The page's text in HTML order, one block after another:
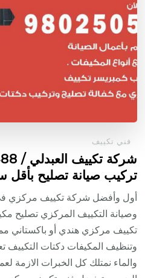
فني تكييف
تركيب صيانة تصليح بأقل
أول وأفضل شركة تكييف مركزي في
وصيانة التكييف المركزي تصليح
تكييف مركزي هندي أو باكستاني
وتنظيف المكيفات دكتات التكييف
والماء نمتلك كل الخبرات الازمة